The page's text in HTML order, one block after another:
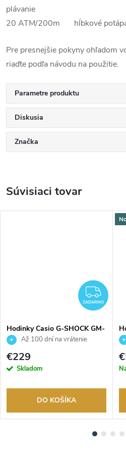
plávanie
20 ATM/200m hĺbkové
Pre presnejšie pokyny ohľadom
riaďte podľa návodu na použitie.
Parametre produktu
Diskusia
Značka
Súvisiaci tovar
ZADARMO
Hodinky Casio G-SHOCK GM-
S2100BC-1AER
Až 100 dní na vrátenie
tovaru. Autorizovaný predajca.
€229
Skladom
DO KOŠÍKA